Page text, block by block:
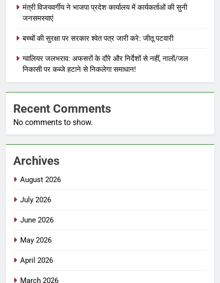
मंत्री विजयवर्गीय ने भाजपा प्रदेश कार्यालय में कार्यकर्ताओं की सुनी
जनसमस्याएं
बच्चों की सुरक्षा पर सरकार श्वेत पत्र जारी करे: जीतू पटवारी
ग्वालियर जलभराव: अफसरों के दौरे और निर्देशों से नहीं, नालों/जल
निकासी पर कब्जे हटाने से निकलेगा समाधान!
Recent Comments
No comments to show.
Archives
August 2026
July 2026
June 2026
May 2026
April 2026
March 2026